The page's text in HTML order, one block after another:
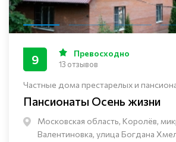
Частные дома престарелых и
Пансионаты Осень жизни
Московская область, Королёв,
Валентиновка, улица Богдана
9 Превосходно
13 отзывов